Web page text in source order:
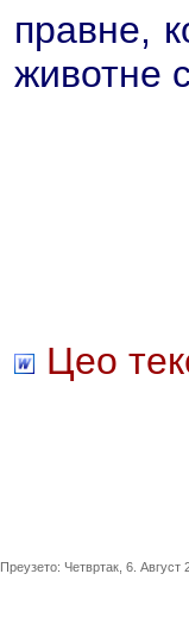
правне,
животне
Цео
Преузето: Четвртак, 6. Август